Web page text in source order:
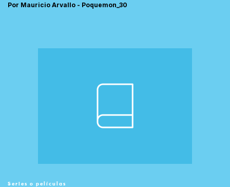
Por Mauricio Arvallo - Poquemon_30
Series o películas